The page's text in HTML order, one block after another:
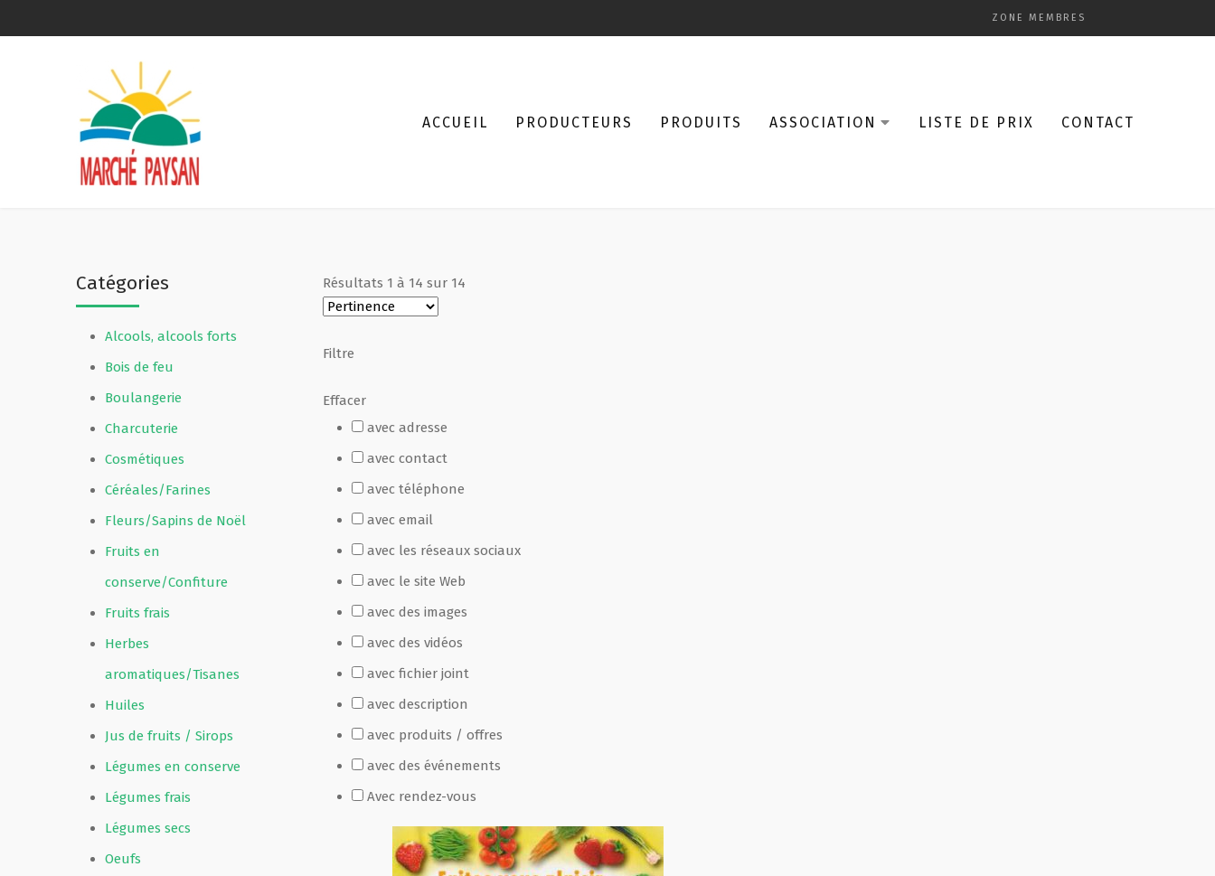
ZONE MEMBRES
ACCUEIL PRODUCTEURS PRODUITS ASSOCIATION LISTE DE PRIX CONTACT
Catégories
Alcools, alcools forts
Bois de feu
Boulangerie
Charcuterie
Cosmétiques
Céréales/Farines
Fleurs/Sapins de Noël
Fruits en
conserve/Confiture
Fruits frais
Herbes
aromatiques/Tisanes
Huiles
Jus de fruits / Sirops
Légumes en conserve
Légumes frais
Légumes secs
Oeufs
Résultats 1 à 14 sur 14
Filtre
Effacer
avec adresse
avec contact
avec téléphone
avec email
avec les réseaux sociaux
avec le site Web
avec des images
avec des vidéos
avec fichier joint
avec description
avec produits / offres
avec des événements
Avec rendez-vous
Qui sommes-nous ?
Devenir membre
Revue de presse
Guide de la vente directe
Fête Marché Paysan